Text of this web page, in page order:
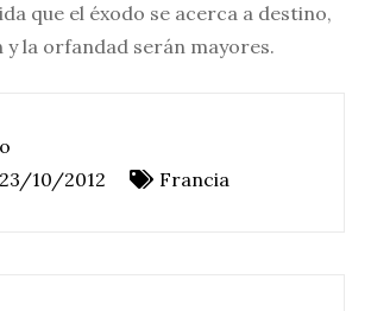
que el éxodo se acerca a destino,
y la orfandad serán mayores.
23/10/2012 Francia